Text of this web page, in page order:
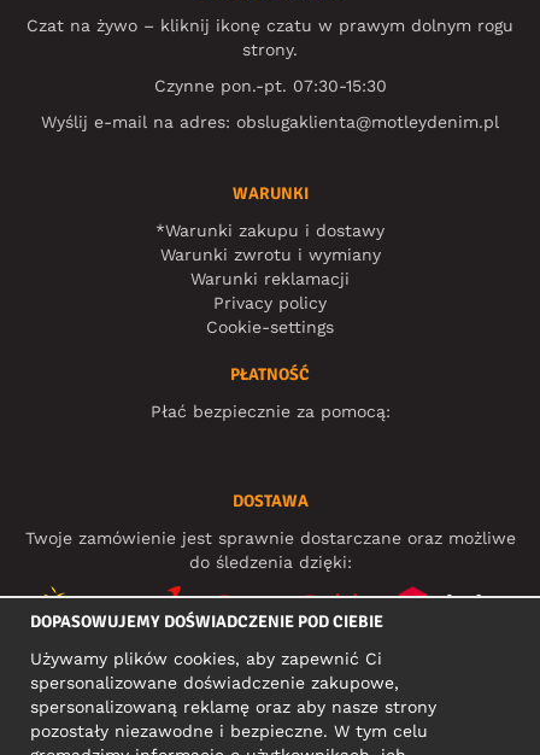
Czat na żywo – kliknij ikonę czatu w prawym dolnym rogu
strony.
Czynne pon.-pt. 07:30-15:30
Wyślij e-mail na adres: obslugaklienta@motleydenim.pl
WARUNKI
*Warunki zakupu i dostawy
Warunki zwrotu i wymiany
Warunki reklamacji
Privacy policy
Cookie-settings
PŁATNOŚĆ
Płać bezpiecznie za pomocą:
DOSTAWA
Twoje zamówienie jest sprawnie dostarczane oraz możliwe
do śledzenia dzięki:
MEDIA SPOŁECZNOŚCIOWE
DOPASOWUJEMY DOŚWIADCZENIE POD CIEBIE
Używamy plików cookies, aby zapewnić Ci
spersonalizowane doświadczenie zakupowe,
spersonalizowaną reklamę oraz aby nasze strony
pozostały niezawodne i bezpieczne. W tym celu